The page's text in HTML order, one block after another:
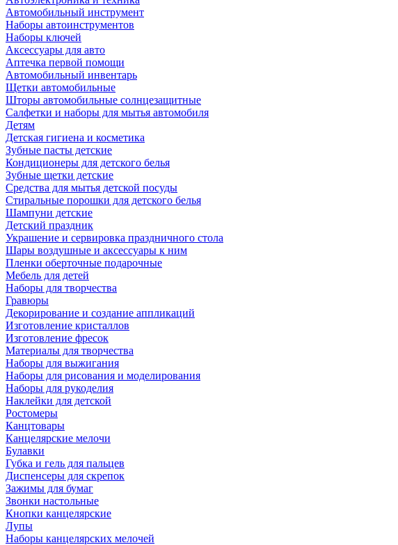
Автомобильный инструмент
Наборы автоинструментов
Наборы ключей
Аксессуары для авто
Аптечка первой помощи
Автомобильный инвентарь
Щетки автомобильные
Шторы автомобильные солнцезащитные
Салфетки и наборы для мытья автомобиля
Детям
Детская гигиена и косметика
Зубные пасты детские
Кондиционеры для детского белья
Зубные щетки детские
Средства для мытья детской посуды
Стиральные порошки для детского белья
Шампуни детские
Детский праздник
Украшение и сервировка праздничного стола
Шары воздушные и аксессуары к ним
Пленки оберточные подарочные
Мебель для детей
Наборы для творчества
Гравюры
Декорирование и создание аппликаций
Изготовление кристаллов
Изготовление фресок
Материалы для творчества
Наборы для выжигания
Наборы для рисования и моделирования
Наборы для рукоделия
Наклейки для детской
Ростомеры
Канцтовары
Канцелярские мелочи
Булавки
Губка и гель для пальцев
Диспенсеры для скрепок
Зажимы для бумаг
Звонки настольные
Кнопки канцелярские
Лупы
Наборы канцелярских мелочей